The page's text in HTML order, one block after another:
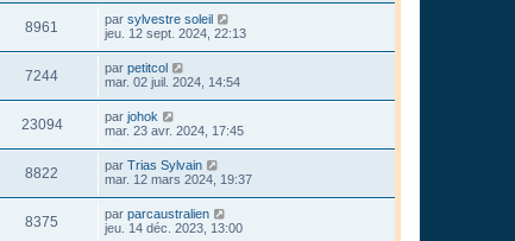
8961 par sylvestre soleil
jeu. 12 sept. 2024, 22:13
7244 par petitcol
mar. 02 juil. 2024, 14:54
23094 par johok
mar. 23 avr. 2024, 17:45
8822 par Trias Sylvain
mar. 12 mars 2024, 19:37
8375 par parcaustralien
jeu. 14 déc. 2023, 13:00